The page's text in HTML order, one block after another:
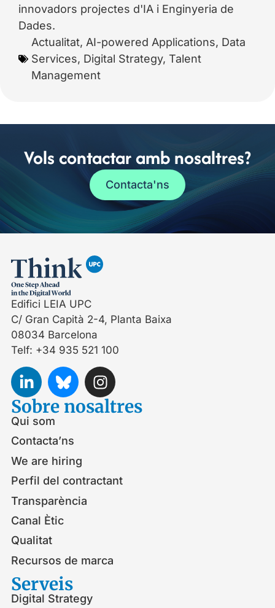
innovadors projectes d'IA i Enginyeria de
Dades.
Actualitat, AI-powered Applications, Data
Services, Digital Strategy, Talent
Management
Vols contactar amb nosaltres?
Contacta'ns
Edifici LEIA UPC
C/ Gran Capità 2-4, Planta Baixa
08034 Barcelona
Telf: +34 935 521 100
Sobre nosaltres
Qui som
Contacta’ns
We are hiring
Perfil del contractant
Transparència
Canal Ètic
Qualitat
Recursos de marca
Serveis​
Digital Strategy